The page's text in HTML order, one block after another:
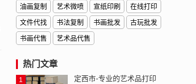
油画复制 艺术微喷 宣纸印刷 在线打印
文件代找 书法复制 书画批发 古玩批发
书画代售 艺术品代售
热门文章
1
定西市-专业的艺术品打印